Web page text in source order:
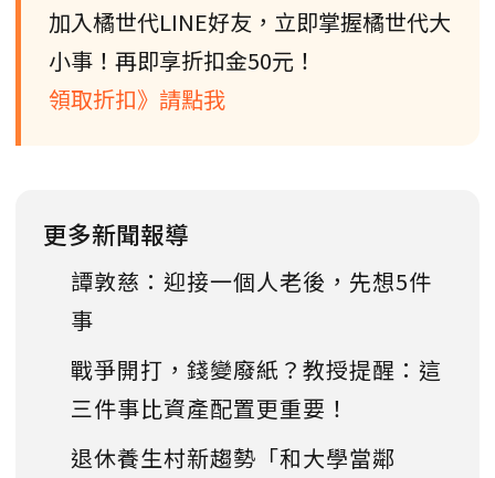
加入橘世代LINE好友，立即掌握橘世代大
小事！再即享折扣金50元！
領取折扣》請點我
更多新聞報導
譚敦慈：迎接一個人老後，先想5件
事
戰爭開打，錢變廢紙？教授提醒：這
三件事比資產配置更重要！
退休養生村新趨勢「和大學當鄰